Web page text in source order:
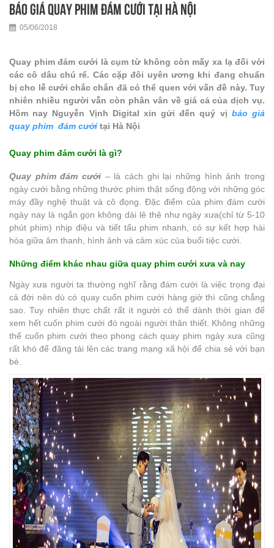
Báo giá quay phim đám cưới tại Hà Nội
05/06/2018
Quay phim đám cưới là cụm từ không còn mấy xa lạ đối với
các cô dâu chú rể. Các cặp đôi uyên ương khi đang chuẩn
bị cho lễ cưới chắc chắn đã có thể quen với vấn đề này. Tuy
nhiên nhiều người vẫn còn phân vân về giá cả của dịch vụ.
Hôm nay Nguyễn Vịnh Digital xin gửi đến quý vị báo giá
quay phim đám cưới tại Hà Nội
Quay phim đám cưới là gì?
Quay phim đám cưới – là cách ghi lại những hình ảnh trong
ngày cưới bằng những thước phim thật sống động với những góc
máy đầy nghệ thuật và cô đọng. Đặc điểm của phim đám cưới
ngày nay là ngắn gọn không dài lê thê như ngày xưa(chỉ từ 5-10
phút phim) nhịp điệu và tiết tấu phim nhanh, có sự kết hợp hài
hòa giữa âm thanh, hình ảnh và cảm xúc của buổi tiệc cưới.
Những điểm khác nhau giữa quay phim cưới xưa và nay
Ngày xưa người ta thường nghĩ rằng đám cưới là việc trọng đại
cả đời nên dù có quay cuốn phim cưới hàng giờ thì cũng chẳng
sao. Tuy nhiên thực chất rất ít người có thể dành thời gian để
xem hết cuốn phim cưới đó ngoài người thân thiết. Không những
thế cuốn phim cưới theo phong cách quay phim ngày xưa cũng
rất khó để đăng tải lên các trang mạng xã hội để chia sẻ với bạn
bè.